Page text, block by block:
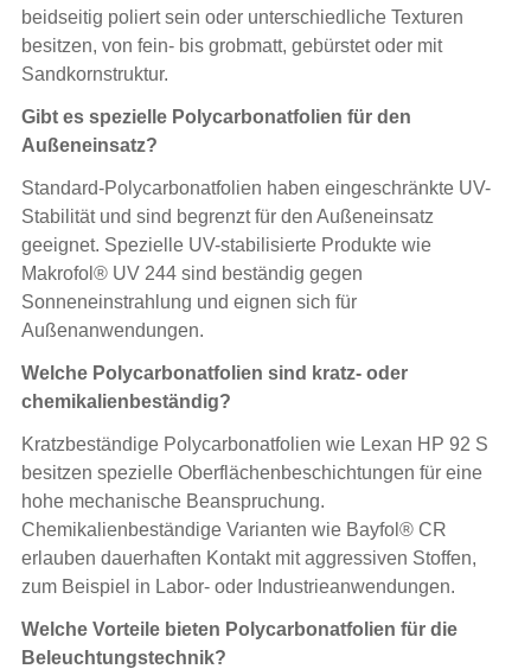
beidseitig poliert sein oder unterschiedliche Texturen
besitzen, von fein- bis grobmatt, gebürstet oder mit
Sandkornstruktur.
Gibt es spezielle Polycarbonatfolien für den
Außeneinsatz?
Standard-Polycarbonatfolien haben eingeschränkte UV-
Stabilität und sind begrenzt für den Außeneinsatz
geeignet. Spezielle UV-stabilisierte Produkte wie
Makrofol® UV 244 sind beständig gegen
Sonneneinstrahlung und eignen sich für
Außenanwendungen.
Welche Polycarbonatfolien sind kratz- oder
chemikalienbeständig?
Kratzbeständige Polycarbonatfolien wie Lexan HP 92 S
besitzen spezielle Oberflächenbeschichtungen für eine
hohe mechanische Beanspruchung.
Chemikalienbeständige Varianten wie Bayfol® CR
erlauben dauerhaften Kontakt mit aggressiven Stoffen,
zum Beispiel in Labor- oder Industrieanwendungen.
Welche Vorteile bieten Polycarbonatfolien für die
Beleuchtungstechnik?